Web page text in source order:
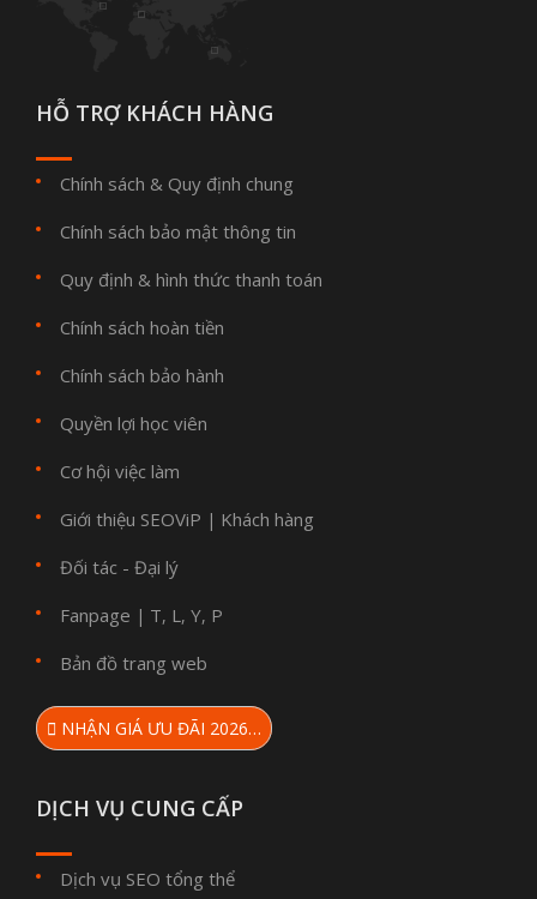
HỖ TRỢ KHÁCH HÀNG
Chính sách & Quy định chung
Chính sách bảo mật thông tin
Quy định & hình thức thanh toán
Chính sách hoàn tiền
Chính sách bảo hành
Quyền lợi học viên
Cơ hội việc làm
Giới thiệu SEOViP | Khách hàng
Đối tác - Đại lý
Fanpage | T, L, Y, P
Bản đồ trang web
NHẬN GIÁ ƯU ĐÃI 2026…
DỊCH VỤ CUNG CẤP
Dịch vụ SEO tổng thể